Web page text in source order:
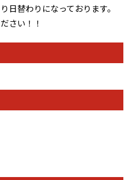
日替わりになっております。
さい！！